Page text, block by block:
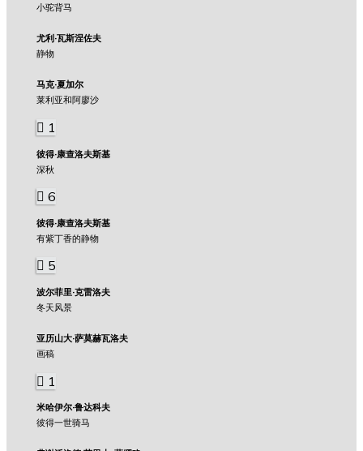
小驼背马
尤利·瓦斯涅佐夫
静物
马克·夏加尔
莱利亚和阿廖沙
1
彼得·康查洛夫斯基
深秋
6
彼得·康查洛夫斯基
有紫丁香的静物
5
波尔菲里·克雷洛夫
冬天风景
亚历山大·萨莫赫瓦洛夫
画稿
1
米哈伊尔·鲁达科夫
彼得一世骑马